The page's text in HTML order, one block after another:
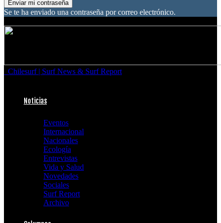
Se te ha enviado una contraseña por correo electrónico.
Chilesurf | Surf News & Surf Report
Noticias
Eventos
Internacional
Nacionales
Ecología
Entrevistas
Vida y Salud
Novedades
Sociales
Surf Report
Archivo